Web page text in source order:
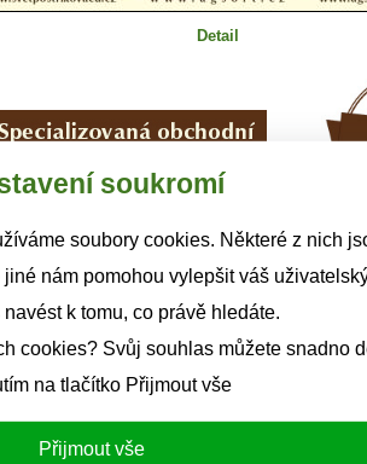
soukromí
soubory cookies. Některé z nich
nám pomohou vylepšit váš
k tomu, co právě hledáte.
cookies? Svůj souhlas můžete snadno
na tlačítko Přijmout vše
Přijmout vše
Detail